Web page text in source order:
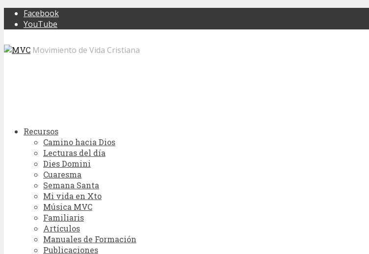
Facebook
YouTube
Movimiento de Vida Cristiana
Recursos
Camino hacia Dios
Lecturas del día
Dies Domini
Cuaresma
Semana Santa
Mi vida en Xto
Música MVC
Familiaris
Artículos
Manuales de Formación
Publicaciones